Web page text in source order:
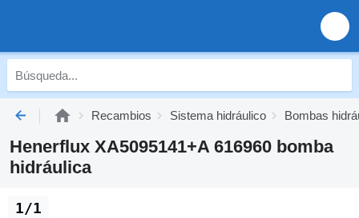
Recambios Sistema hidráulico Bombas
Henerflux XA5095141+A 616960 bomba
hidráulica
1/1